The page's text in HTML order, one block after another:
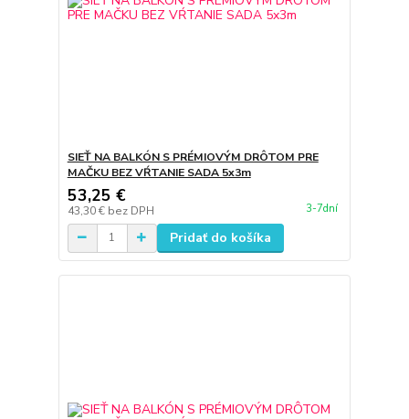
SIEŤ NA BALKÓN S PRÉMIOVÝM DRÔTOM PRE
MAČKU BEZ VŔTANIE SADA 5x3m
53,25 €
43,30 € bez DPH 3-7dní
Pridať do košíka